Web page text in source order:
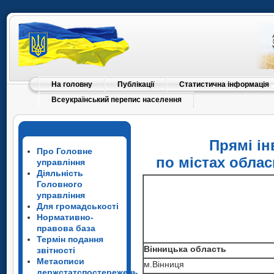
На головну Публікації
Статистична інформація
Всеукраїнський перепис населення
Про Головне
управління
Діяльність
Головного
управління
Для громадськості
Нормативно-
правова база
Термін подання
звітності
Метаописи
Прямі
по містах
Вінницька область
м.Вінниця